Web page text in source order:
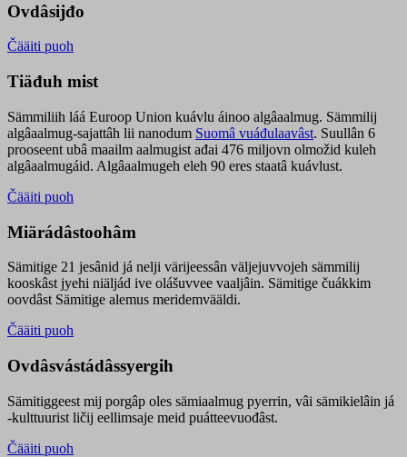
Ovdâsijđo
Čääiti puoh
Tiäđuh mist
Sämmiliih láá Euroop Union kuávlu áinoo algâaalmug. Sämmilij
algâaalmug-sajattâh lii nanodum Suomâ vuáđulaavâst. Suullân 6
prooseent ubâ maailm aalmugist ađai 476 miljovn olmožid kuleh
algâaalmugáid. Algâaalmugeh eleh 90 eres staatâ kuávlust.
Čääiti puoh
Miärádâstoohâm
Sämitige 21 jesânid já nelji värijeessân väljejuvvojeh sämmilij
kooskâst jyehi niäljád ive olášuvvee vaaljâin. Sämitige čuákkim
oovdâst Sämitige alemus meridemvääldi.
Čääiti puoh
Ovdâsvástádâssyergih
Sämitiggeest mij porgâp oles sämiaalmug pyerrin, vâi sämikielâin já
-kulttuurist ličij eellimsaje meid puátteevuođâst.
Čääiti puoh